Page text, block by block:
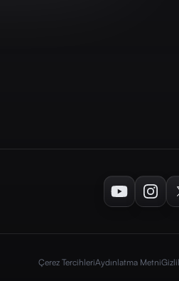
Youtube
Çerez TercihleriAydınlatma Metni